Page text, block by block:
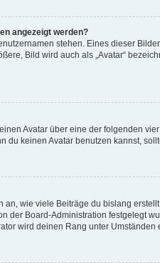
angezeigt werden?
stehen. Eines dieser
Bild wird auch als „Avatar“
Avatar über eine der folgenden
du keinen Avatar benutzen kannst,
wie viele Beiträge du bislang
der Board-Administration festgelegt
wird deinen Rang unter Umständen